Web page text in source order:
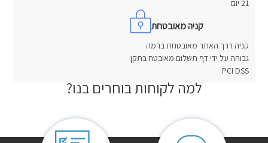
21 יום
קניה מאובטחת
קניה דרך האתר מאובטחת ברמה
גבוהה על ידי דף תשלום מאובטח בתקן
PCI DSS
אין עדיין חוות דעת.
למה לקוחות בוחרים בנו?